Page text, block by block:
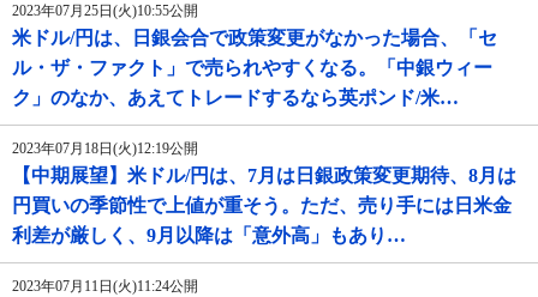
2023年07月25日(火)10:55公開
米ドル/円は、日銀会合で政策変更がなかった場合、「セ
ル・ザ・ファクト」で売られやすくなる。「中銀ウィー
ク」のなか、あえてトレードするなら英ポンド/米…
2023年07月18日(火)12:19公開
【中期展望】米ドル/円は、7月は日銀政策変更期待、8月は
円買いの季節性で上値が重そう。ただ、売り手には日米金
利差が厳しく、9月以降は「意外高」もあり…
2023年07月11日(火)11:24公開